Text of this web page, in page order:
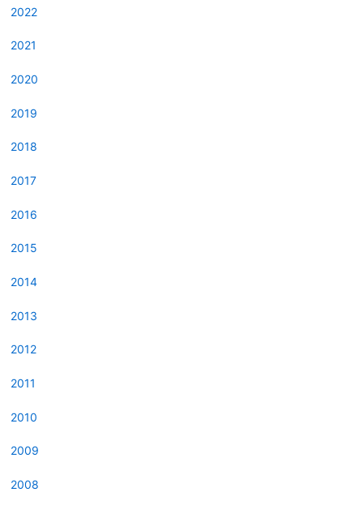
2022
2021
2020
2019
2018
2017
2016
2015
2014
2013
2012
2011
2010
2009
2008